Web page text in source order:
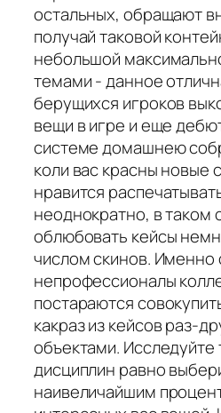
остальных, обращают
получай таковой
небольшой
темами - данное
берущихся игроков
вещи в игре и еще
системе домашнею
коли вас красны новые
нравится
неоднократно, в таком
облюбовать кейсы
числом скинов. Именно
непрофессионалы
постараются
какраз из кейсов раз-
объектами. Исследуйте
дисциплин равно
наивеличайшим